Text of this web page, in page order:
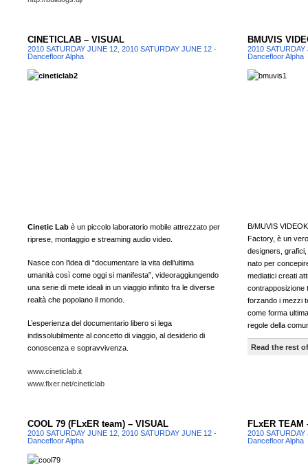
CINETICLAB – VISUAL
2010 SATURDAY JUNE 12 2010 SATURDAY JUNE 12 -
Dancefloor Alpha
Cinetic Lab è un piccolo laboratorio mobile attrezzato per
riprese, montaggio e streaming audio video.
Nasce con l’idea di “documentare la vita dell’ultima
umanità così come oggi si manifesta”, videoraggiungendo
una serie di mete ideali in un viaggio infinito fra le diverse
realtà che popolano il mondo.
L’esperienza del documentario libero si lega
indissolubilmente al concetto di viaggio, al desiderio di
conoscenza e sopravvivenza.
www.cineticlab.it
www.flxer.net/cineticlab
BMUVIS
2010 SATURDAY
Dancefloor Alpha
B/MUVIS
Factory, è un
designers,
nato per
mediatici creati
contrapposizione
forzando i mezzi
come forma
regole della
Read the rest
COOL 79 (FLxER team) – VISUAL
2010 SATURDAY JUNE 12 2010 SATURDAY JUNE 12 -
Dancefloor Alpha
FLxER TEAM
2010 SATURDAY
Dancefloor Alpha